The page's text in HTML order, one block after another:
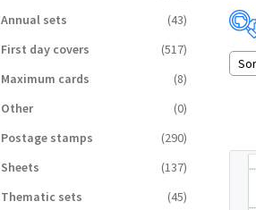
Аnnual sets
(43)
First day covers
(517)
Maximum cards
(8)
Other
(0)
Postage stamps
(290)
Sheets
(137)
Thematic sets
(45)